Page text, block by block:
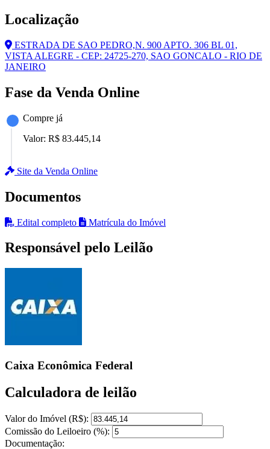
Localização
ESTRADA DE SAO PEDRO,N. 900 APTO. 306 BL 01,
VISTA ALEGRE - CEP: 24725-270, SAO GONCALO - RIO DE
JANEIRO
Fase da Venda Online
Compre já
Valor: R$ 83.445,14
Site da Venda Online
Documentos
Edital completo Matrícula do Imóvel
Responsável pelo Leilão
Caixa Econômica Federal
Calculadora de leilão
Valor do Imóvel (R$):
Comissão do Leiloeiro (%):
Documentação: